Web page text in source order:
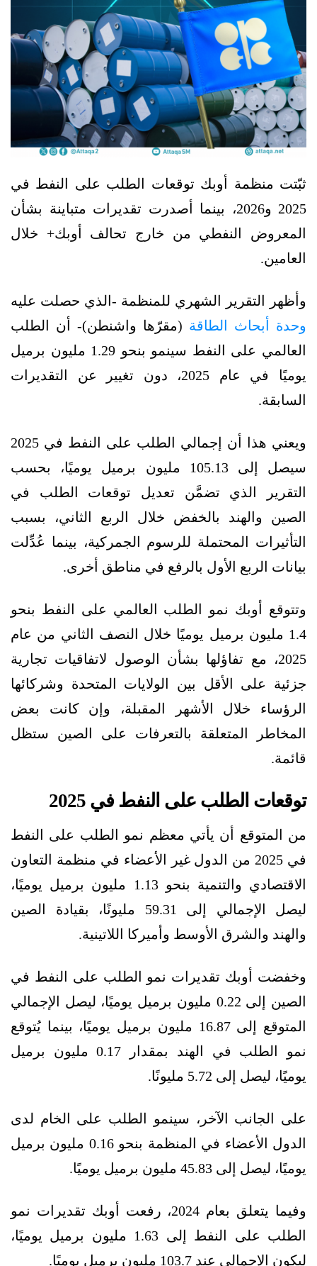
ثبّتت منظمة أوبك توقعات الطلب على النفط في
2025 و2026، بينما أصدرت تقديرات متباينة بشأن
المعروض النفطي من خارج تحالف أوبك+ خلال
العامين.
وأظهر التقرير الشهري للمنظمة -الذي حصلت عليه
وحدة أبحاث الطاقة (مقرّها واشنطن)- أن الطلب
العالمي على النفط سينمو بنحو 1.29 مليون برميل
يوميًا في عام 2025، دون تغيير عن التقديرات
السابقة.
ويعني هذا أن إجمالي الطلب على النفط في 2025
سيصل إلى 105.13 مليون برميل يوميًا، بحسب
التقرير الذي تضمَّن تعديل توقعات الطلب في
الصين والهند بالخفض خلال الربع الثاني، بسبب
التأثيرات المحتملة للرسوم الجمركية، بينما عُدِّلت
بيانات الربع الأول بالرفع في مناطق أخرى.
وتتوقع أوبك نمو الطلب العالمي على النفط بنحو
1.4 مليون برميل يوميًا خلال النصف الثاني من عام
2025، مع تفاؤلها بشأن الوصول لاتفاقيات تجارية
جزئية على الأقل بين الولايات المتحدة وشركائها
الرؤساء خلال الأشهر المقبلة، وإن كانت بعض
المخاطر المتعلقة بالتعرفات على الصين ستظل
قائمة.
توقعات الطلب على النفط في 2025
من المتوقع أن يأتي معظم نمو الطلب على النفط
في 2025 من الدول غير الأعضاء في منظمة التعاون
الاقتصادي والتنمية بنحو 1.13 مليون برميل يوميًا،
ليصل الإجمالي إلى 59.31 مليونًا، بقيادة الصين
والهند والشرق الأوسط وأميركا اللاتينية.
وخفضت أوبك تقديرات نمو الطلب على النفط في
الصين إلى 0.22 مليون برميل يوميًا، ليصل الإجمالي
المتوقع إلى 16.87 مليون برميل يوميًا، بينما يُتوقع
نمو الطلب في الهند بمقدار 0.17 مليون برميل
يوميًا، ليصل إلى 5.72 مليونًا.
على الجانب الآخر، سينمو الطلب على الخام لدى
الدول الأعضاء في المنظمة بنحو 0.16 مليون برميل
يوميًا، ليصل إلى 45.83 مليون برميل يوميًا.
وفيما يتعلق بعام 2024، رفعت أوبك تقديرات نمو
الطلب على النفط إلى 1.63 مليون برميل يوميًا،
ليكون الإجمالي عند 103.7 مليون برميل يوميًا.